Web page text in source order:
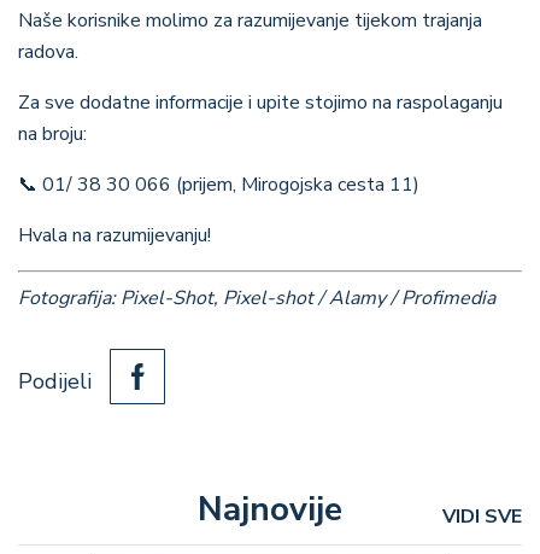
Naše korisnike molimo za razumijevanje tijekom trajanja
radova.
Za sve dodatne informacije i upite stojimo na raspolaganju
na broju:
📞 01/ 38 30 066 (prijem, Mirogojska cesta 11)
Hvala na razumijevanju!
Fotografija: Pixel-Shot, Pixel-shot / Alamy / Profimedia
Podijeli
Najnovije VIDI SVE